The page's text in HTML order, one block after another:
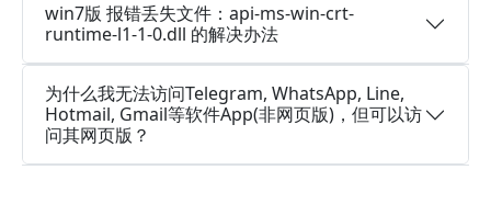
win7版 报错丢失文件：api-ms-win-crt-
runtime-l1-1-0.dll 的解决办法
为什么我无法访问Telegram, WhatsApp, Line,
Hotmail, Gmail等软件App(非网页版)，但可以访
问其网页版？